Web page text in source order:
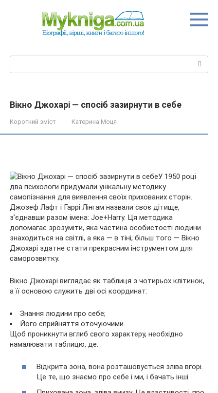
Вікно Джохарі — спосіб зазирнути в себе
Короткий зміст Катерина Моця
У 1950 році
два психологи придумали унікальну методику
самопізнання для виявлення своїх прихованих сторін.
Джозеф Лафт і Гаррі Лінгам назвали своє дітище,
з’єднавши разом імена: Joe+Harry. Ця методика
допомагає зрозуміти, яка частина особистості людини
знаходиться на світлі, а яка — в тіні; більш того — Вікно
Джохарі здатне стати прекрасним інструментом для
саморозвитку.
Вікно Джохарі виглядає як таблиця з чотирьох клітинок,
а її основою служить дві осі координат:
Знання людини про себе;
Його сприйняття оточуючими.
Щоб проникнути вглиб свого характеру, необхідно
намалювати таблицю, де:
Відкрита зона, вона розташовується зліва вгорі.
Це те, що знаємо про себе і ми, і бачать інші.